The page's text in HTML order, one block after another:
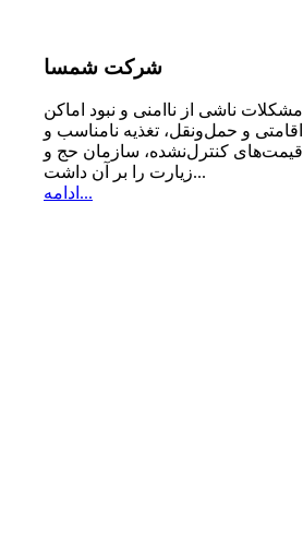
شرکت شمسا
مشكلات ناشی از ناامنی و نبود اماكن
اقامتی و حمل‌ونقل، تغذیه‌ نامناسب و
قیمت‌های كنترل‌نشده، سازمان حج و
زیارت را بر آن داشت...
ادامه...